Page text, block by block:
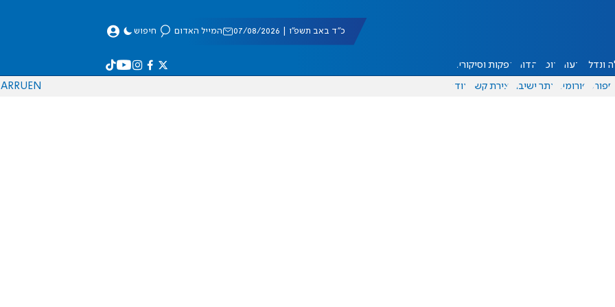
כ"ד באב תשפ"ו | 07/08/2026 המייל האדום חיפוש
ונדל"ן דעות אוכל יהדות הפקות וסיקורים
ספורט פורומים אתר ישיבה יצירת קשר עוד EN
RU
AR